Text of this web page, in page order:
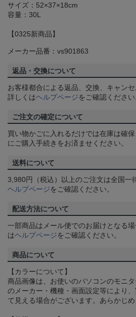
サイズ：52×37×18cm
容量：30L
【0325新商品】
メーカー品番：vs901863
返品・交換について
お客様都合による返品、交換、キャンセ
詳しくはヘルプページをご確認ください
ご注文の確定について
買い物かごに入れるだけでは在庫は確
にご購入手続きをお済ませください。
送料について
3,980円（税込）以上のご注文は全国一
ヘルプページをご確認ください。
配送方法について
一部商品はメール便でのお届けとなる
はヘルプページをご確認ください。
商品について
【カラーについて】
商品画像は、お使いのパソコンのモニ
のメーカー・機種・画面設定等により
て見える場合がございます。あらかじめ